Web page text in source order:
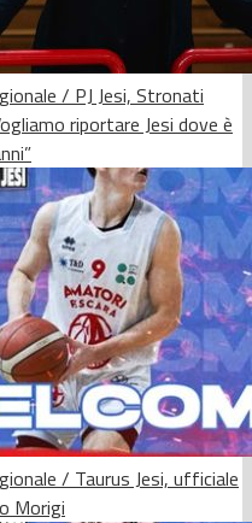
/ PJ Jesi, Stronati
riportare Jesi dove è
/ Taurus Jesi, ufficiale
Morigi